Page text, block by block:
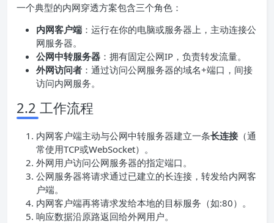
一个典型的内网穿透方案包含三个角色：
内网客户端 ：运行在你的电脑或服务器上，主动连接公
网服务器。
公网中转服务器 ：拥有固定公网IP，负责转发流量。
外网访问者 ：通过访问公网服务器的域名+端口，间接
访问内网服务。
2.2 工作流程
内网客户端主动与公网中转服务器建立一条长连接 （通
常使用TCP或WebSocket）。
外网用户访问公网服务器的指定端口。
公网服务器将请求通过已建立的长连接，转发给内网客
户端。
内网客户端再将请求发给本地的目标服务（如:80）。
响应数据沿原路返回给外网用户。